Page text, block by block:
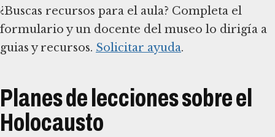
¿Buscas recursos para el aula? Completa el
formulario y un docente del museo lo dirigía a
guias y recursos. Solicitar ayuda.
Planes de lecciones sobre el
Holocausto